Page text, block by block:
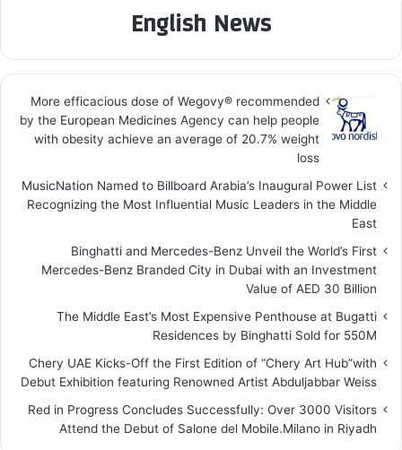
English News
More efficacious dose of Wegovy®️ recommended
by the European Medicines Agency can help people
with obesity achieve an average of 20.7% weight
loss
MusicNation Named to Billboard Arabia’s Inaugural Power List
Recognizing the Most Influential Music Leaders in the Middle
East
Binghatti and Mercedes-Benz Unveil the World’s First
Mercedes-Benz Branded City in Dubai with an Investment
Value of AED 30 Billion
The Middle East’s Most Expensive Penthouse at Bugatti
Residences by Binghatti Sold for 550M
Chery UAE Kicks-Off the First Edition of “Chery Art Hub”with
Debut Exhibition featuring Renowned Artist Abduljabbar Weiss
Red in Progress Concludes Successfully: Over 3000 Visitors
Attend the Debut of Salone del Mobile.Milano in Riyadh